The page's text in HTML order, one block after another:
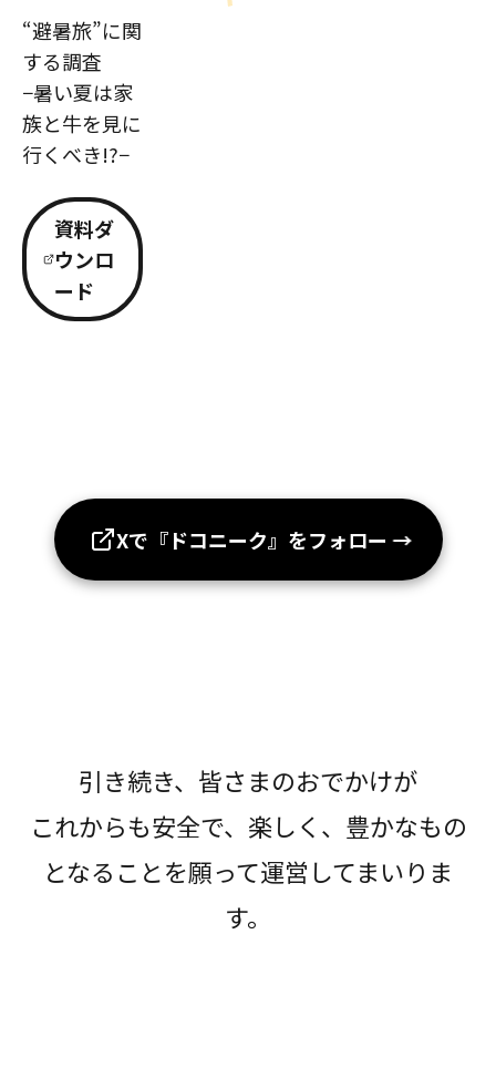
“避暑旅”に関
する調査
−暑い夏は家
族と牛を見に
行くべき!?−
資料ダ
ウンロ
ード
Xで『ドコニーク』をフォロー →
引き続き、皆さまのおでかけが
これからも安全で、楽しく、豊かなもの
となることを願って運営してまいりま
す。